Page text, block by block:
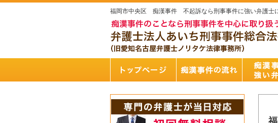
福岡市中央区 痴漢事件 不起訴なら刑事事件に強い弁護士